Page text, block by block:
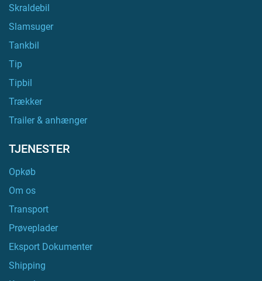
Skraldebil
Slamsuger
Tankbil
Tip
Tipbil
Trækker
Trailer & anhænger
TJENESTER
Opkøb
Om os
Transport
Prøveplader
Eksport Dokumenter
Shipping